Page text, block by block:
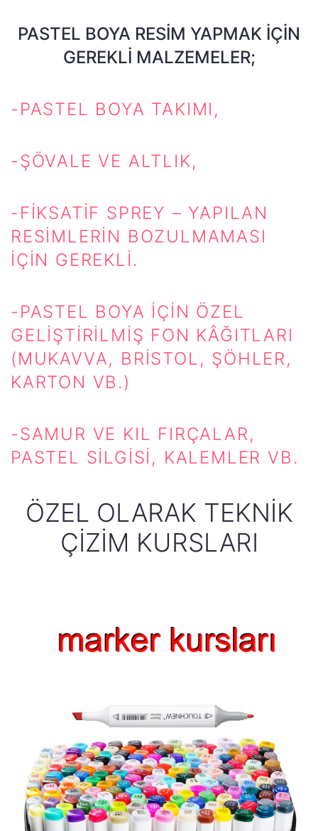
PASTEL BOYA RESIM YAPMAK İÇIN
GEREKLI MALZEMELER;
-PASTEL BOYA TAKIMI,
-ŞÖVALE VE ALTLIK,
-FIKSATIF SPREY – YAPILAN
RESIMLERIN BOZULMAMASI
IÇIN GEREKLI.
-PASTEL BOYA IÇIN ÖZEL
GELIŞTIRILMIŞ FON KÂĞITLARI
(MUKAVVA, BRISTOL, ŞÖHLER,
KARTON VB.)
-SAMUR VE KIL FIRÇALAR,
PASTEL SILGISI, KALEMLER VB.
ÖZEL OLARAK TEKNİK
ÇİZİM KURSLARI